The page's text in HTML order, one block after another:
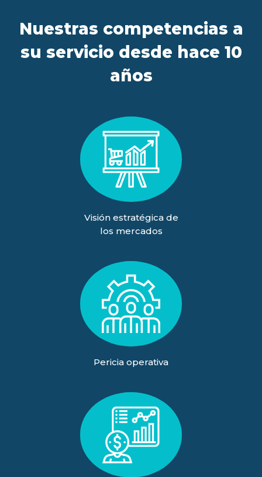
Nuestras competencias a
su servicio desde hace 10
años
Visión estratégica de
los mercados
Pericia operativa